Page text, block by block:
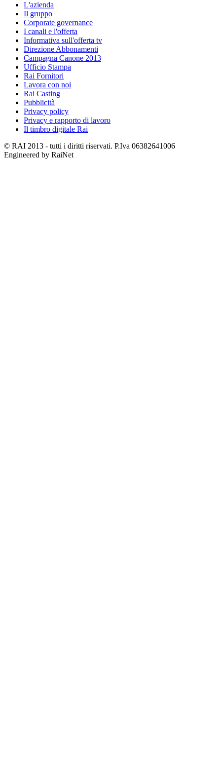
L'azienda
Il gruppo
Corporate governance
I canali e l'offerta
Informativa sull'offerta tv
Direzione Abbonamenti
Campagna Canone 2013
Ufficio Stampa
Rai Fornitori
Lavora con noi
Rai Casting
Pubblicità
Privacy policy
Privacy e rapporto di lavoro
Il timbro digitale Rai
© RAI 2013 - tutti i diritti riservati. P.Iva 06382641006
Engineered by RaiNet